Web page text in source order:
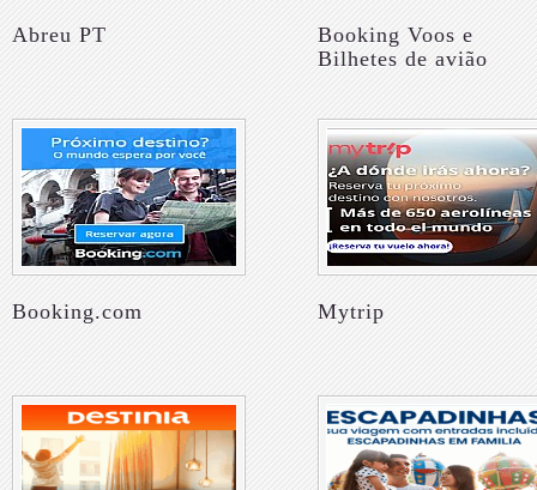
Abreu PT
Booking Voos e
Bilhetes de avião
Booking.com Mytrip